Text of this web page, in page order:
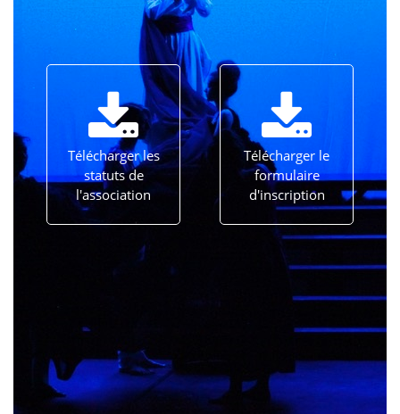
Télécharger les
statuts de
l'association
Télécharger le
formulaire
d'inscription